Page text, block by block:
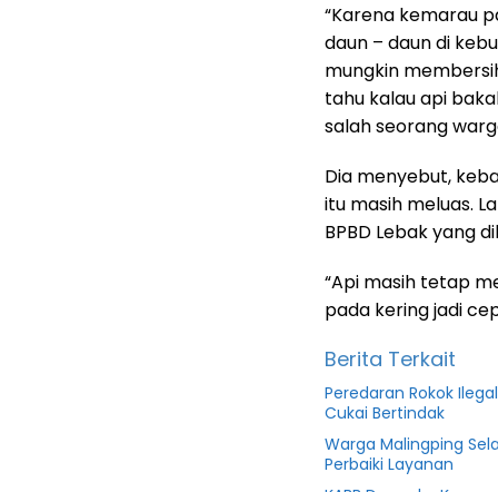
“Karena kemarau
daun – daun di
mungkin
tahu kalau api
salah seorang
Dia menyebut,
itu masih meluas.
BPBD Lebak yang
“Api masih tetap
pada kering jadi
Berita Terkait
Peredaran Rokok
Cukai Bertindak
Warga Malingping
Perbaiki Layanan